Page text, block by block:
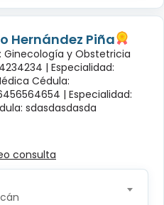
Hernández Piña
Ginecología y Obstetricia
| Especialidad:
Cédula:
| Especialidad:
sdasdasdasda
consulta